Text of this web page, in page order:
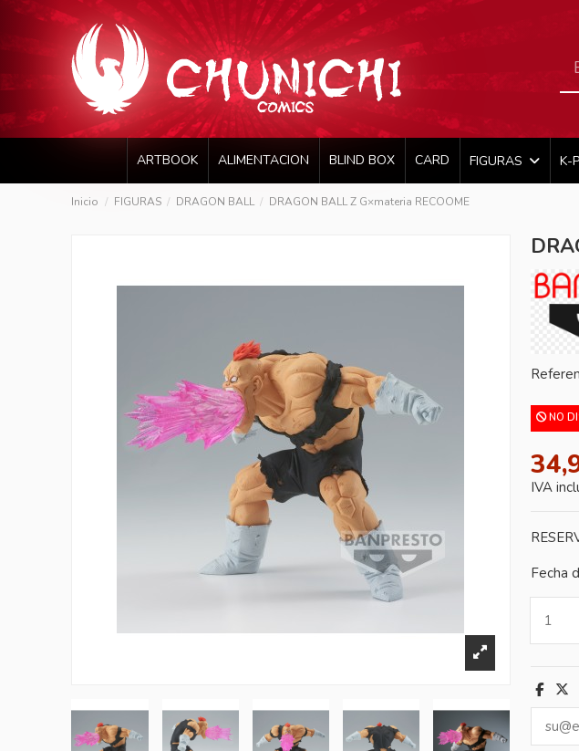
ARTBOOK ALIMENTACION BLIND BOX CARD FIGURAS K-
Inicio FIGURAS DRAGON BALL DRAGON BALL Z G×materia RECOOME
NO
IVA
Fecha